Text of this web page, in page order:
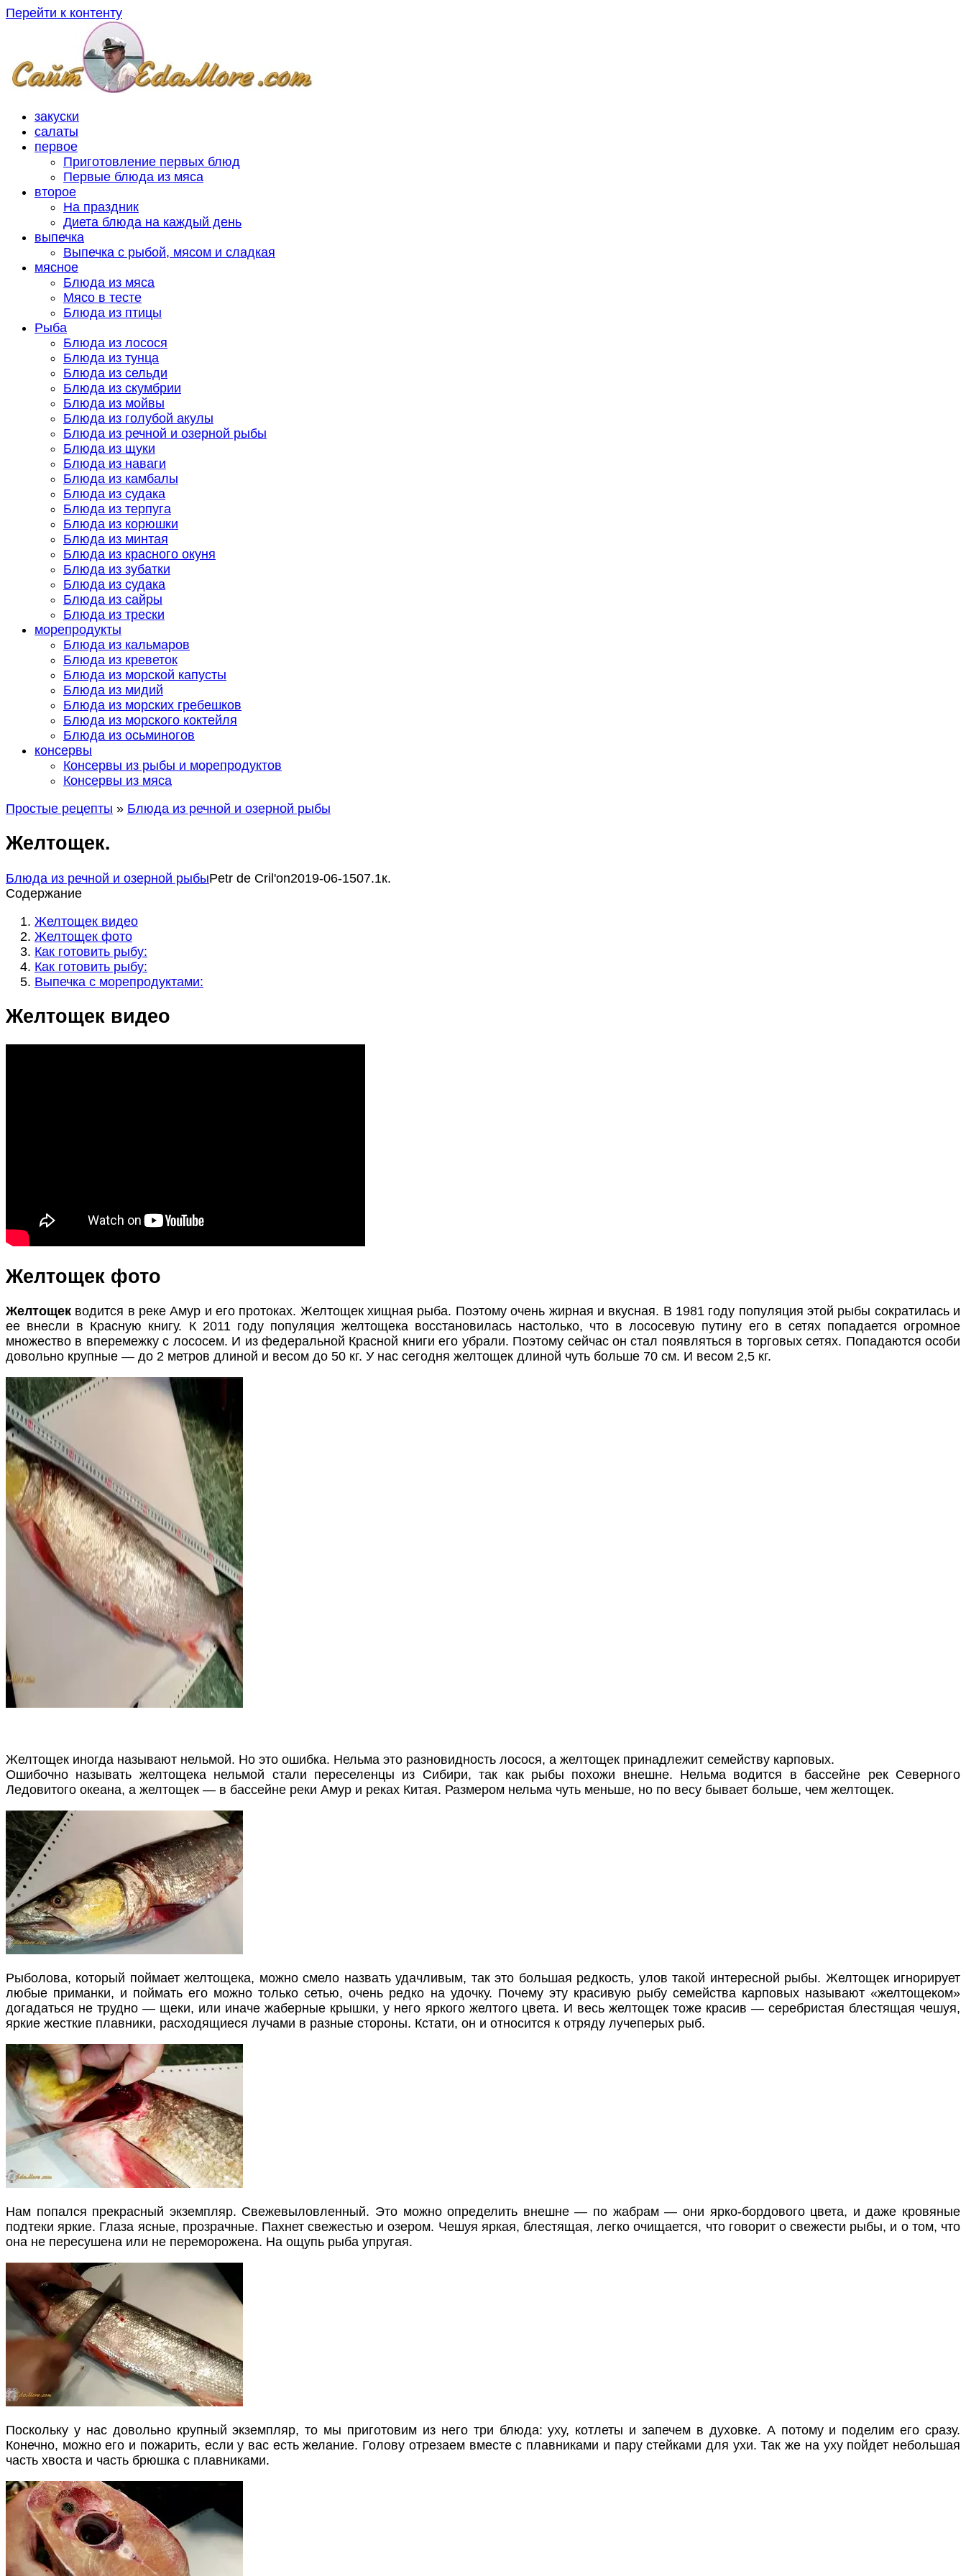
Перейти к контенту
закуски
салаты
первое
Приготовление первых блюд
Первые блюда из мяса
второе
На праздник
Диета блюда на каждый день
выпечка
Выпечка с рыбой, мясом и сладкая
мясное
Блюда из мяса
Мясо в тесте
Блюда из птицы
Рыба
Блюда из лосося
Блюда из тунца
Блюда из сельди
Блюда из скумбрии
Блюда из мойвы
Блюда из голубой акулы
Блюда из речной и озерной рыбы
Блюда из щуки
Блюда из наваги
Блюда из камбалы
Блюда из судака
Блюда из терпуга
Блюда из корюшки
Блюда из минтая
Блюда из красного окуня
Блюда из зубатки
Блюда из судака
Блюда из сайры
Блюда из трески
морепродукты
Блюда из кальмаров
Блюда из креветок
Блюда из морской капусты
Блюда из мидий
Блюда из морских гребешков
Блюда из морского коктейля
Блюда из осьминогов
консервы
Консервы из рыбы и морепродуктов
Консервы из мяса
Простые рецепты » Блюда из речной и озерной рыбы
Желтощек.
Блюда из речной и озерной рыбыPetr de Сril'on2019-06-1507.1к.
Содержание
Желтощек видео
Желтощек фото
Как готовить рыбу:
Как готовить рыбу:
Выпечка с морепродуктами:
Желтощек видео
Желтощек фото
Желтощек водится в реке Амур и его протоках. Желтощек хищная рыба. Поэтому очень жирная и вкусная. В 1981 году популяция этой рыбы сократилась и
ее внесли в Красную книгу. К 2011 году популяция желтощека восстановилась настолько, что в лососевую путину его в сетях попадается огромное
множество в вперемежку с лососем. И из федеральной Красной книги его убрали. Поэтому сейчас он стал появляться в торговых сетях. Попадаются особи
довольно крупные — до 2 метров длиной и весом до 50 кг. У нас сегодня желтощек длиной чуть больше 70 см. И весом 2,5 кг.
Желтощек иногда называют нельмой. Но это ошибка. Нельма это разновидность лосося, а желтощек принадлежит семейству карповых.
Ошибочно называть желтощека нельмой стали переселенцы из Сибири, так как рыбы похожи внешне. Нельма водится в бассейне рек Северного
Ледовитого океана, а желтощек — в бассейне реки Амур и реках Китая. Размером нельма чуть меньше, но по весу бывает больше, чем желтощек.
Рыболова, который поймает желтощека, можно смело назвать удачливым, так это большая редкость, улов такой интересной рыбы. Желтощек игнорирует
любые приманки, и поймать его можно только сетью, очень редко на удочку. Почему эту красивую рыбу семейства карповых называют «желтощеком»
догадаться не трудно — щеки, или иначе жаберные крышки, у него яркого желтого цвета. И весь желтощек тоже красив — серебристая блестящая чешуя,
яркие жесткие плавники, расходящиеся лучами в разные стороны. Кстати, он и относится к отряду лучеперых рыб.
Нам попался прекрасный экземпляр. Свежевыловленный. Это можно определить внешне — по жабрам — они ярко-бордового цвета, и даже кровяные
подтеки яркие. Глаза ясные, прозрачные. Пахнет свежестью и озером. Чешуя яркая, блестящая, легко очищается, что говорит о свежести рыбы, и о том, что
она не пересушена или не переморожена. На ощупь рыба упругая.
Поскольку у нас довольно крупный экземпляр, то мы приготовим из него три блюда: уху, котлеты и запечем в духовке. А потому и поделим его сразу.
Конечно, можно его и пожарить, если у вас есть желание. Голову отрезаем вместе с плавниками и пару стейками для ухи. Так же на уху пойдет небольшая
часть хвоста и часть брюшка с плавниками.